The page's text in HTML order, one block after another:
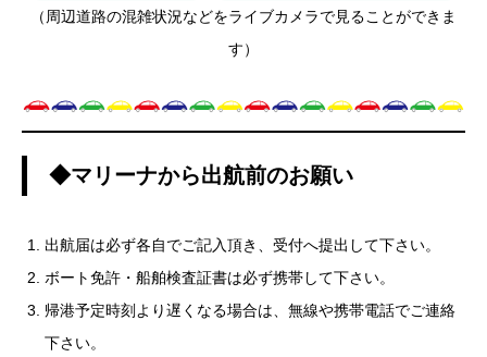
（周辺道路の混雑状況などをライブカメラで見ることができま
す）
◆マリーナから出航前のお願い
出航届は必ず各自でご記入頂き、受付へ提出して下さい。
ボート免許・船舶検査証書は必ず携帯して下さい。
帰港予定時刻より遅くなる場合は、無線や携帯電話でご連絡
下さい。